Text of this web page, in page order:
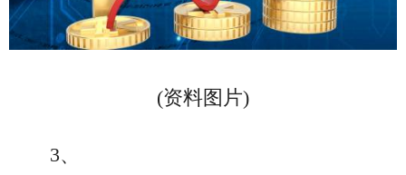
(资料图片)
3、